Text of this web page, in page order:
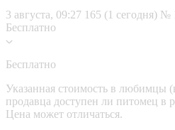
3 августа, 09:27 165 (1 сегодня) №
Бесплатно
Бесплатно
Указанная стоимость в любимцы
продавца доступен ли питомец в
Цена может отличаться.